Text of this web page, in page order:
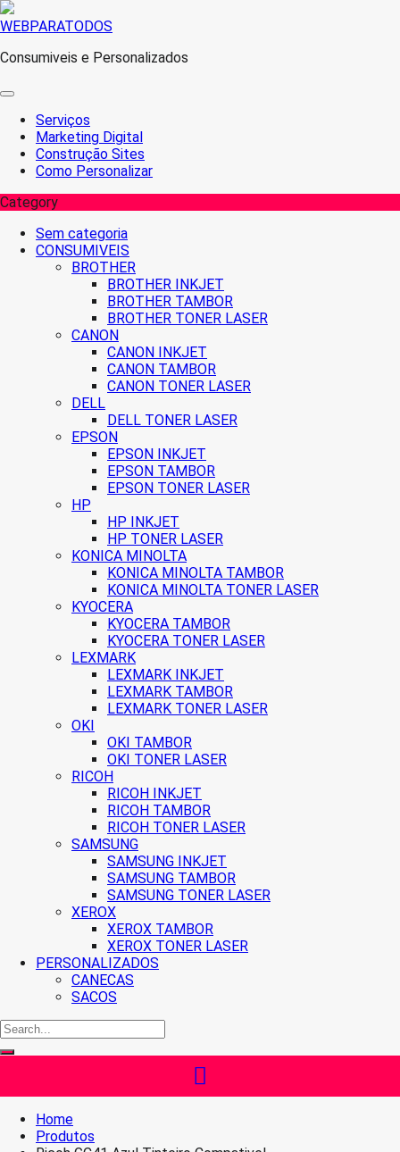
Skip
content
WEBPARATODOS
Consumiveis e Personalizados
Serviços
Marketing Digital
Construção Sites
Como Personalizar
Category
Sem categoria
CONSUMIVEIS
BROTHER
BROTHER INKJET
BROTHER TAMBOR
BROTHER TONER LASER
CANON
CANON INKJET
CANON TAMBOR
CANON TONER LASER
DELL
DELL TONER LASER
EPSON
EPSON INKJET
EPSON TAMBOR
EPSON TONER LASER
HP
HP INKJET
HP TONER LASER
KONICA MINOLTA
KONICA MINOLTA TAMBOR
KONICA MINOLTA TONER LASER
KYOCERA
KYOCERA TAMBOR
KYOCERA TONER LASER
LEXMARK
LEXMARK INKJET
LEXMARK TAMBOR
LEXMARK TONER LASER
OKI
OKI TAMBOR
OKI TONER LASER
RICOH
RICOH INKJET
RICOH TAMBOR
RICOH TONER LASER
SAMSUNG
SAMSUNG INKJET
SAMSUNG TAMBOR
SAMSUNG TONER LASER
XEROX
XEROX TAMBOR
XEROX TONER LASER
PERSONALIZADOS
CANECAS
SACOS
Home
Produtos